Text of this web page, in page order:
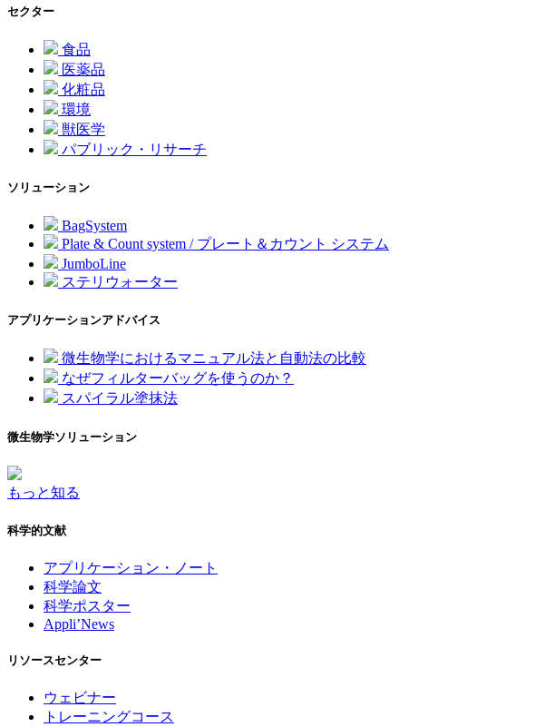
セクター
食品
医薬品
化粧品
環境
獣医学
パブリック・リサーチ
ソリューション
BagSystem
Plate & Count system / プレート＆カウント システム
JumboLine
ステリウォーター
アプリケーションアドバイス
微生物学におけるマニュアル法と自動法の比較
なぜフィルターバッグを使うのか？
スパイラル塗抹法
微生物学ソリューション
もっと知る
科学的文献
アプリケーション・ノート
科学論文
科学ポスター
Appli’News
リソースセンター
ウェビナー
トレーニングコース